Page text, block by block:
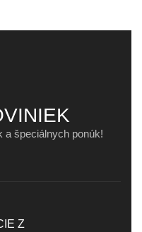
a špeciálnych ponúk!
Z